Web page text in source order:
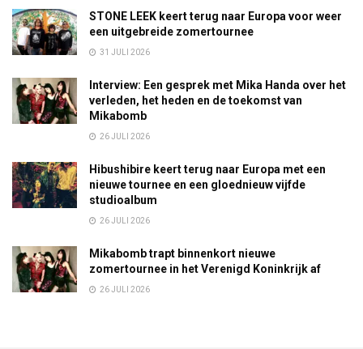
STONE LEEK keert terug naar Europa voor weer
een uitgebreide zomertournee
31 JULI 2026
Interview: Een gesprek met Mika Handa over het
verleden, het heden en de toekomst van
Mikabomb
26 JULI 2026
Hibushibire keert terug naar Europa met een
nieuwe tournee en een gloednieuw vijfde
studioalbum
26 JULI 2026
Mikabomb trapt binnenkort nieuwe
zomertournee in het Verenigd Koninkrijk af
26 JULI 2026